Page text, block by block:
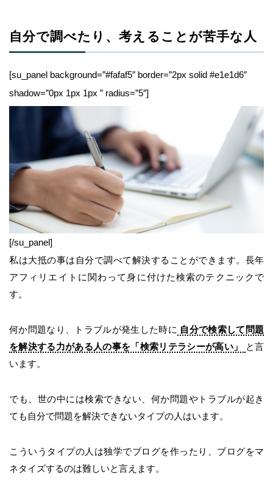
自分で調べたり、考えることが苦手な人
[su_panel background=”#fafaf5″ border=”2px solid #e1e1d6″
shadow=”0px 1px 1px ” radius=”5″]
[/su_panel]
私は大抵の事は自分で調べて解決することができます。長年
アフィリエイトに関わって身に付けた検索のテクニックで
す。
何か問題なり、トラブルが発生した時に 自分で検索して問題
を解決する力がある人の事を「検索リテラシーが高い」
と言
います。
でも、世の中には検索できない、何か問題やトラブルが起き
ても自分で問題を解決できないタイプの人はいます。
こういうタイプの人は独学でブログを作ったり、ブログをマ
ネタイズするのは難しいと言えます。